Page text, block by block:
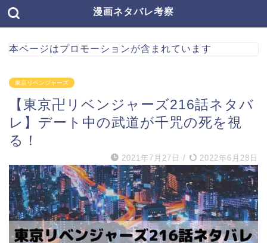
漫画ネタバレ考察
本ページはプロモーションが含まれています
東京リベンジャーズ
【東京卍リベンジャーズ216話ネタバ
レ】デート中の武道が千咒の死を視
る！
2021年7月27日 / 2022年6月28日